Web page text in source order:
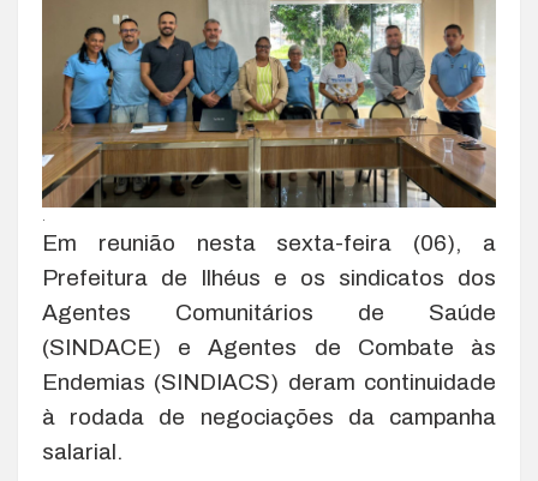
.
Em reunião nesta sexta-feira (06), a
Prefeitura de Ilhéus e os sindicatos dos
Agentes Comunitários de Saúde
(SINDACE) e Agentes de Combate às
Endemias (SINDIACS) deram continuidade
à rodada de negociações da campanha
salarial.